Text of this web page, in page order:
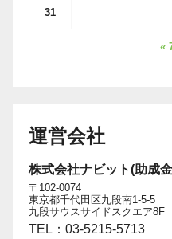
31
«
運営会社
株式会社ナビット(助成金
〒102-0074
東京都千代田区九段南1-5-5
九段サウスサイドスクエア8F
TEL：03-5215-5713